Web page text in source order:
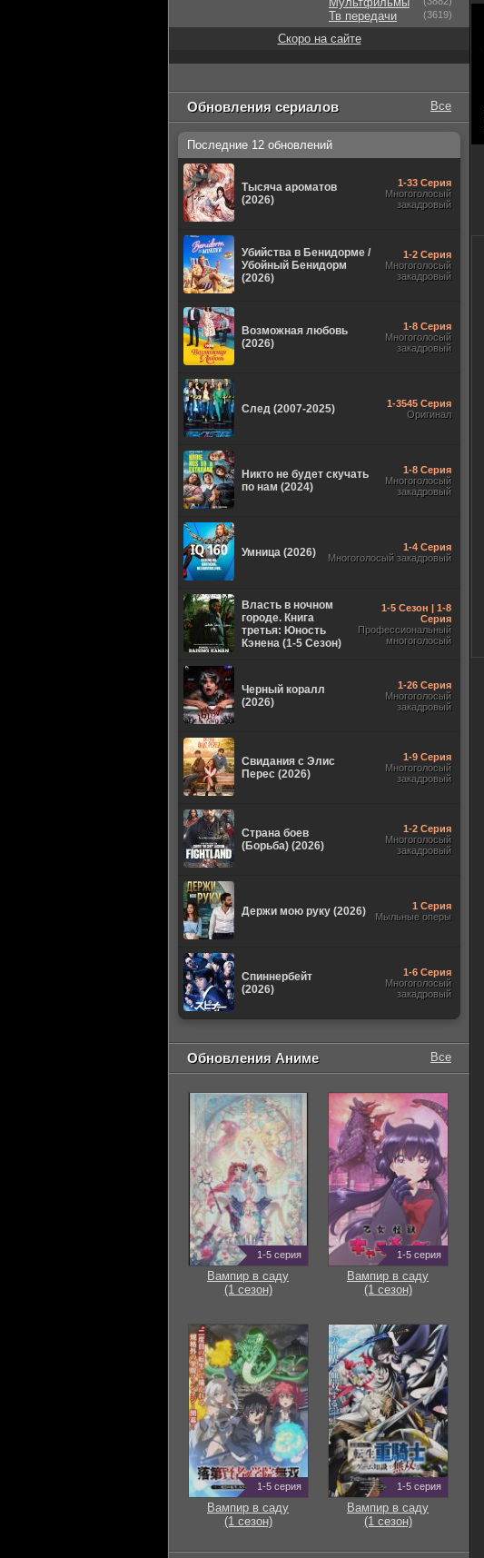
Тв передачи (3619)
Скоро на сайте
Обновления сериалов Все
Последние 12 обновлений
Тысяча ароматов
(2026)
1-33 Серия
Многоголосый
закадровый
Убийства в Бенидорме /
Убойный Бенидорм
(2026)
1-2 Серия
Многоголосый
закадровый
Возможная любовь
(2026)
1-8 Серия
Многоголосый
закадровый
След (2007-2025)
1-3545 Серия
Оригинал
Никто не будет скучать
по нам (2024)
1-8 Серия
Многоголосый
закадровый
Умница (2026)
1-4 Серия
Многоголосый закадровый
Власть в ночном
городе. Книга
третья: Юность
Кэнена (1-5 Сезон)
1-5 Сезон | 1-8
Серия
Профессиональный
многоголосый
Черный коралл
(2026)
1-26 Серия
Многоголосый
закадровый
Свидания с Элис
Перес (2026)
1-9 Серия
Многоголосый
закадровый
Страна боев
(Борьба) (2026)
1-2 Серия
Многоголосый
закадровый
Держи мою руку (2026)
1 Серия
Мыльные оперы
Спиннербейт
(2026)
1-6 Серия
Многоголосый
закадровый
Обновления Аниме Все
1-5 серия
Вампир в саду
(1 сезон)
1-5 серия
Вампир в саду
(1 сезон)
1-5 серия
Вампир в саду
(1 сезон)
1-5 серия
Вампир в саду
(1 сезон)